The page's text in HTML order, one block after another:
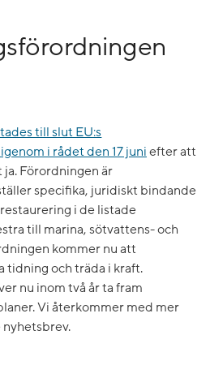
till slut EU:s
i rådet den 17 juni efter att
Förordningen är
specifika, juridiskt bindande
i de listade
till marina, sötvattens- och
kommer nu att
tidning och träda i kraft.
nu inom två år ta fram
Vi återkommer med mer